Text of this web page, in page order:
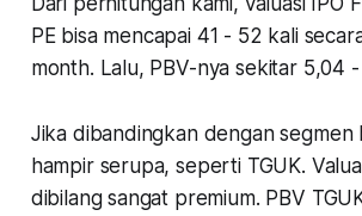
PE bisa mencapai 41 - 52 kali
month. Lalu, PBV-nya sekitar 5,04
Jika dibandingkan dengan segmen
hampir serupa, seperti TGUK.
dibilang sangat premium. PBV